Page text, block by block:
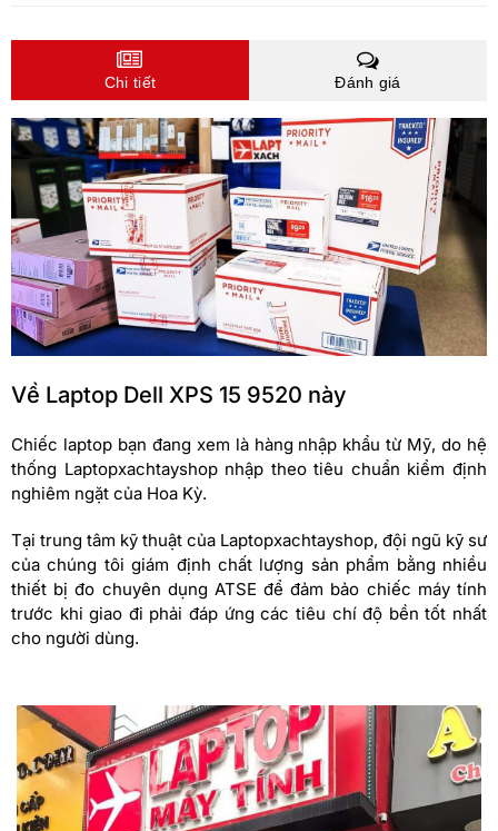
Chi tiết Đánh giá
Về Laptop Dell XPS 15 9520 này
Chiếc laptop bạn đang xem là hàng nhập khẩu từ Mỹ, do hệ
thống Laptopxachtayshop nhập theo tiêu chuẩn kiểm định
nghiêm ngặt của Hoa Kỳ.
Tại trung tâm kỹ thuật của Laptopxachtayshop, đội ngũ kỹ sư
của chúng tôi giám định chất lượng sản phẩm bằng nhiều
thiết bị đo chuyên dụng ATSE để đảm bảo chiếc máy tính
trước khi giao đi phải đáp ứng các tiêu chí độ bền tốt nhất
cho người dùng.